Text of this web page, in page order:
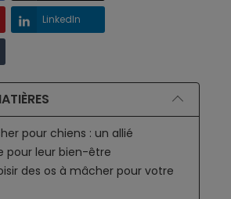
LinkedIn
pour chiens : un allié
pour leur bien-être
des os à mâcher pour votre